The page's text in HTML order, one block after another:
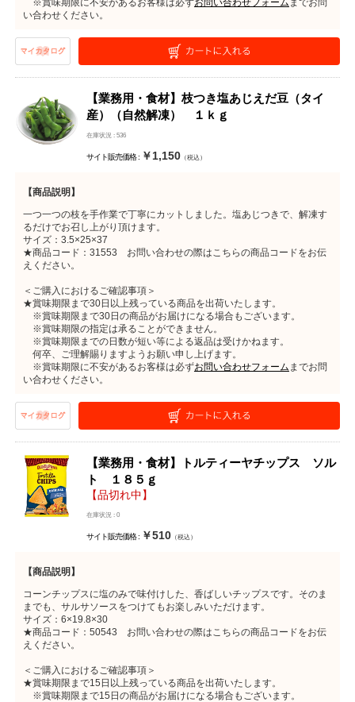
※賞味期限に不安があるお客様は必ずお問い合わせフォーム までお問
い合わせください。
【業務用・食材】枝つき塩あじえだ豆（タイ
産）（自然解凍） １ｋｇ
在庫状況 : 536
サイト販売価格 : ￥1,150（税込）
【商品説明】
一つ一つの枝を手作業で丁寧にカットしました。塩あじつきで、解凍す
るだけでお召し上がり頂けます。
サイズ：3.5×25×37
★商品コード：31553 お問い合わせの際はこちらの商品コードをお伝
えください。
＜ご購入におけるご確認事項＞
★賞味期限まで30日以上残っている商品を出荷いたします。
※賞味期限まで30日の商品がお届けになる場合もございます。
※賞味期限の指定は承ることができません。
※賞味期限までの日数が短い等による返品は受けかねます。
何卒、ご理解賜りますようお願い申し上げます。
※賞味期限に不安があるお客様は必ずお問い合わせフォーム までお問
い合わせください。
【業務用・食材】トルティーヤチップス ソル
ト １８５ｇ
【品切れ中】
在庫状況 : 0
サイト販売価格 : ￥510（税込）
【商品説明】
コーンチップスに塩のみで味付けした、香ばしいチップスです。そのま
までも、サルサソースをつけてもお楽しみいただけます。
サイズ：6×19.8×30
★商品コード：50543 お問い合わせの際はこちらの商品コードをお伝
えください。
＜ご購入におけるご確認事項＞
★賞味期限まで15日以上残っている商品を出荷いたします。
※賞味期限まで15日の商品がお届けになる場合もございます。